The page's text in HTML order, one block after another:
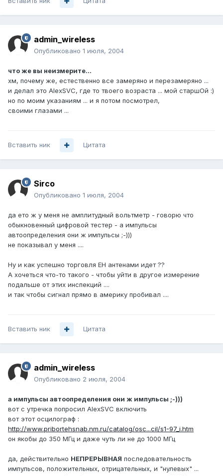
admin_wireless
Опубликовано 1 июля, 2004
что же вы неизмерите...
хм, почему же, естественно все замеряно и перезамеряно ...
и делал это AlexSVC, где то твоего возраста ... мой старшОй :)
но по моим указаниям ... и я потом посмотрел,
своими глазами ...
Вставить ник Цитата
Sirco
Опубликовано 1 июля, 2004
да ето ж у меня не амплитудный вольтметр - говорю что
обыкновенный цифровой тестер - а импульсы
автоопределения они ж импульсы ;-)))
не показывал у меня ....
Ну и как успешно торговля ЕН антенами идет ??
А хочеться что-то такого - чтобы уйти в другое измерение
подальше от этих инспекций ....
и так чтобы сигнал прямо в америку пробивал ....
Вставить ник Цитата
admin_wireless
Опубликовано 2 июля, 2004
а импульсы автоопределения они ж импульсы ;-)))
вот с утречка попросил AlexSVC включить
вот этот осцилограф :
http://www.pribortehsnab.nm.ru/catalog/osc...cil/s1-97_i.htm
он якобы до 350 МГц и даже чуть ли не до 1000 МГц
да, действительно НЕПРЕРЫВНАЯ последовательность
импульсов, положительных, отрицательных, и "нулевых" ...